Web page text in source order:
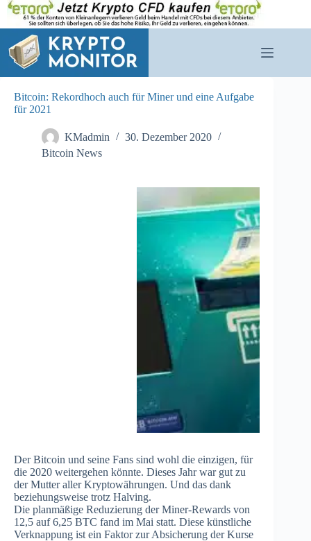
Zum
Inhalt
springen
Bitcoin: Rekordhoch auch für Miner und eine Aufgabe
für 2021
KMadmin
30. Dezember 2020
Bitcoin News
Der Bitcoin und seine Fans sind wohl die einzigen, für
die 2020 weitergehen könnte. Dieses Jahr war gut zu
der Mutter aller Kryptowährungen. Und das dank
beziehungsweise trotz Halving.
Die planmäßige Reduzierung der Miner-Rewards von
12,5 auf 6,25 BTC fand im Mai statt. Diese künstliche
Verknappung ist ein Faktor zur Absicherung der Kurse